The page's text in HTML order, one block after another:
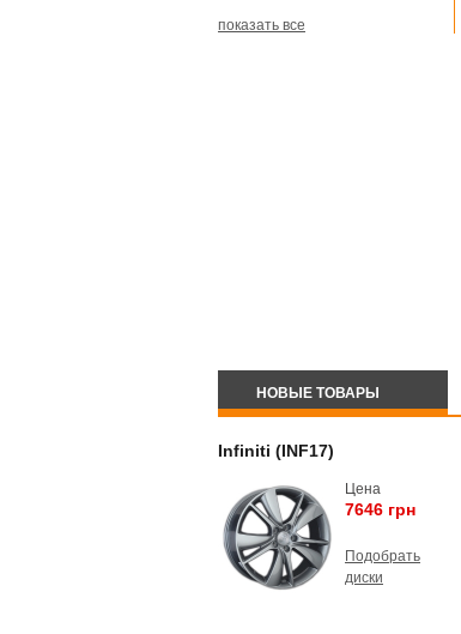
показать все
НОВЫЕ ТОВАРЫ
Infiniti (INF17)
Цена
7646 грн
Подобрать
диски